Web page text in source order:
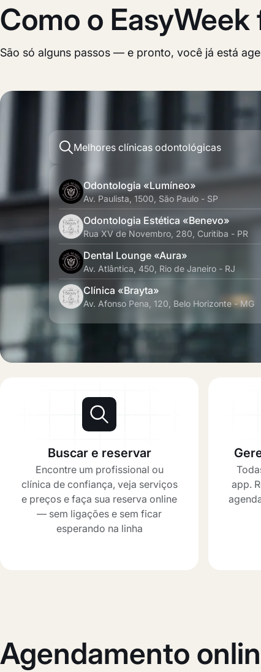
Como o
São só alguns passos — e pronto, você já está
Melhores clínicas odontológicas
Odontologia «Lumíneo»
Av. Paulista, 1500, São Paulo - SP
Odontologia Estética «Benevo»
Rua XV de Novembro, 280, Curitiba - PR
Dental Lounge «Aura»
Av. Atlântica, 450, Rio de Janeiro - RJ
Clínica «Brayta»
Av. Afonso Pena, 120, Belo Horizonte - MG
Buscar e reservar
Encontre um profissional ou
clínica de confiança, veja serviços
e preços e faça sua reserva online
— sem ligações e sem ficar
esperando na linha
app.
Agendamento